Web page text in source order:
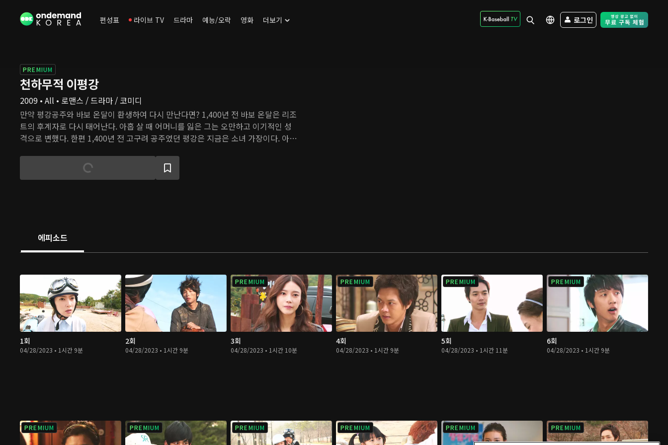
편성표 라이브 TV 드라마 예능/오락 영화 더보기 로그인 Free Trial -
PREMIUM
천하무적 이평강
2009 • All • 로맨스 / 드라마 / 코미디
만약 평강공주와 바보 온달이 환생하여 다시 만난다면? 1,400년 전 바보 온달은 리조
트의 후계자로 다시 태어난다. 아홉 살 때 어머니를 잃은 그는 오만하고 이기적인 성
격으로 변했다. 한편 1,400년 전 고구려 공주였던 평강은 지금은 소녀 가장이다. 아버
밤에는 닭백숙을 요리하며 가족의 생계를 책임진다. 전혀 다른 삶을 살고 있는 평강과
온달은 운명적으로 다시 만나 그들의 사랑을 이어간다.
에피소드
1회
04/28/2023 • 1시간 9분
2회
04/28/2023 • 1시간 9분
PREMIUM
3회
04/28/2023 • 1시간 10분
PREMIUM
4회
04/28/2023 • 1시간 9분
PREMIUM
5회
04/28/2023 • 1시간 11분
PREMIUM
6회
04/28/2023 • 1시간 9분
PREMIUM PREMIUM PREMIUM PREMIUM PREMIUM PREMIUM